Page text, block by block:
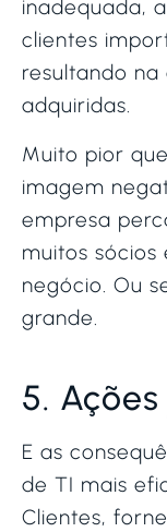
inadequada,
clientes
resultando
adquiridas.
Muito pior
imagem
empresa
muitos sócios
negócio. Ou
grande.
5.
E as
de TI mais
Clientes,